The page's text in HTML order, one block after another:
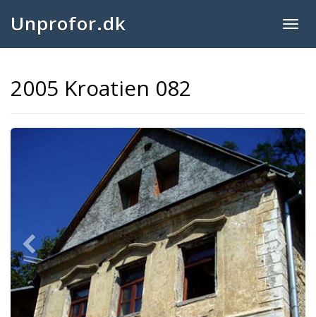
Unprofor.dk
2005 Kroatien 082
Previous Next